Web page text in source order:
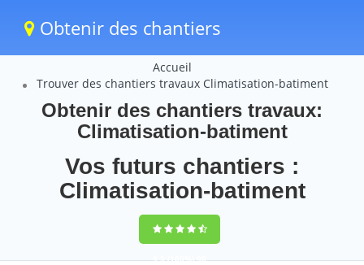
Obtenir des chantiers
Accueil
Trouver des chantiers travaux Climatisation-batiment
Obtenir des chantiers travaux:
Climatisation-batiment
Vos futurs chantiers :
Climatisation-batiment
9,5(100%)96